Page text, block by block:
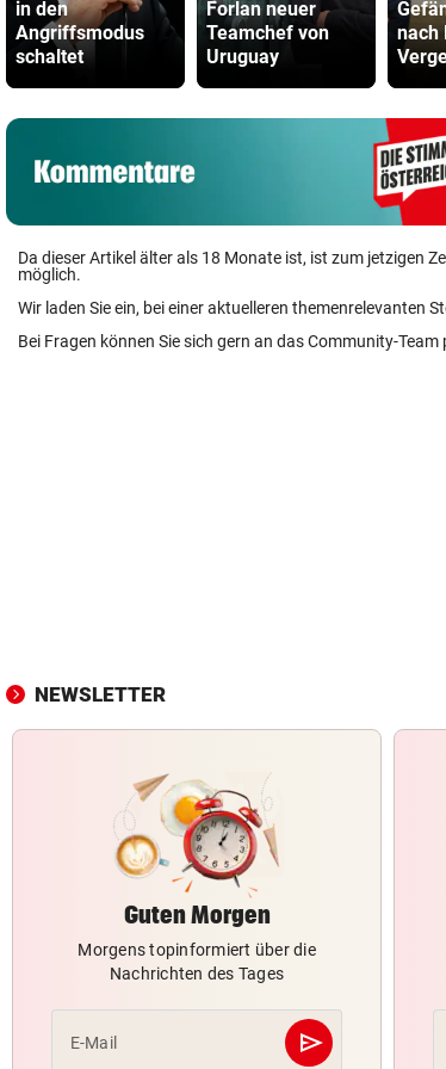
in den
Angriffsmodus
schaltet
Forlan neuer
Teamchef von
Uruguay
nach
Da dieser Artikel älter als 18 Monate ist, ist zum jetzigen
möglich.
Wir laden Sie ein, bei einer aktuelleren themenrelevanten
Bei Fragen können Sie sich gern an das Community-Team
NEWSLETTER
Guten Morgen
Morgens topinformiert über die
Nachrichten des Tages
E-Mail send
Abschicken